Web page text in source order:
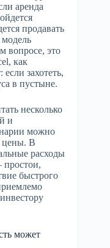
аренда
продавать
модель
вопросе, это
как
захотеть,
в пустыне.
несколько
и
можно
цены. В
расходы
быстрого
может